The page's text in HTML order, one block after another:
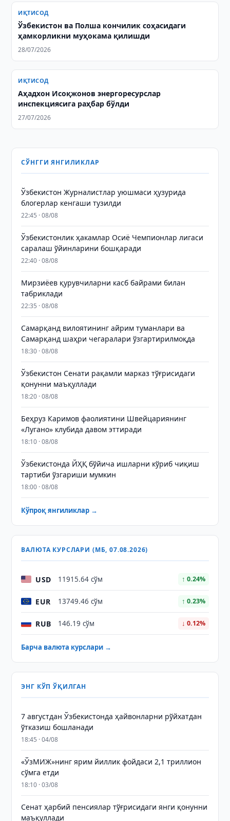
ИҚТИСОД
Ўзбекистон ва Полша кончилик соҳасидаги
ҳамкорликни муҳокама қилишди
28/07/2026
ИҚТИСОД
Аҳадхон Исоқжонов энергоресурслар
инспекциясига раҳбар бўлди
27/07/2026
СЎНГГИ ЯНГИЛИКЛАР
Ўзбекистон Журналистлар уюшмаси ҳузурида
блогерлар кенгаши тузилди
22:45 · 08/08
Ўзбекистонлик ҳакамлар Осиё Чемпионлар лигаси
саралаш ўйинларини бошқаради
22:40 · 08/08
Мирзиёев қурувчиларни касб байрами билан
табриклади
22:35 · 08/08
Самарқанд вилоятининг айрим туманлари ва
Самарқанд шаҳри чегаралари ўзгартирилмоқда
18:30 · 08/08
Ўзбекистон Сенати рақамли марказ тўғрисидаги
қонунни маъқуллади
18:20 · 08/08
Беҳруз Каримов фаолиятини Швейцариянинг
«Лугано» клубида давом эттиради
18:10 · 08/08
Ўзбекистонда ЙҲҚ бўйича ишларни кўриб чиқиш
тартиби ўзгариши мумкин
18:00 · 08/08
Кўпроқ янгиликлар →
ВАЛЮТА КУРСЛАРИ (МБ, 07.08.2026)
USD 11915.64 сўм ↑ 0.24%
EUR 13749.46 сўм ↑ 0.23%
RUB 146.19 сўм ↓ 0.12%
Барча валюта курслари →
ЭНГ КЎП ЎҚИЛГАН
7 августдан Ўзбекистонда ҳайвонларни рўйхатдан
ўтказиш бошланади
18:45 · 04/08
«ЎзМИЖ»нинг ярим йиллик фойдаси 2,1 триллион
сўмга етди
18:10 · 03/08
Сенат ҳарбий пенсиялар тўғрисидаги янги қонунни
маъқуллади